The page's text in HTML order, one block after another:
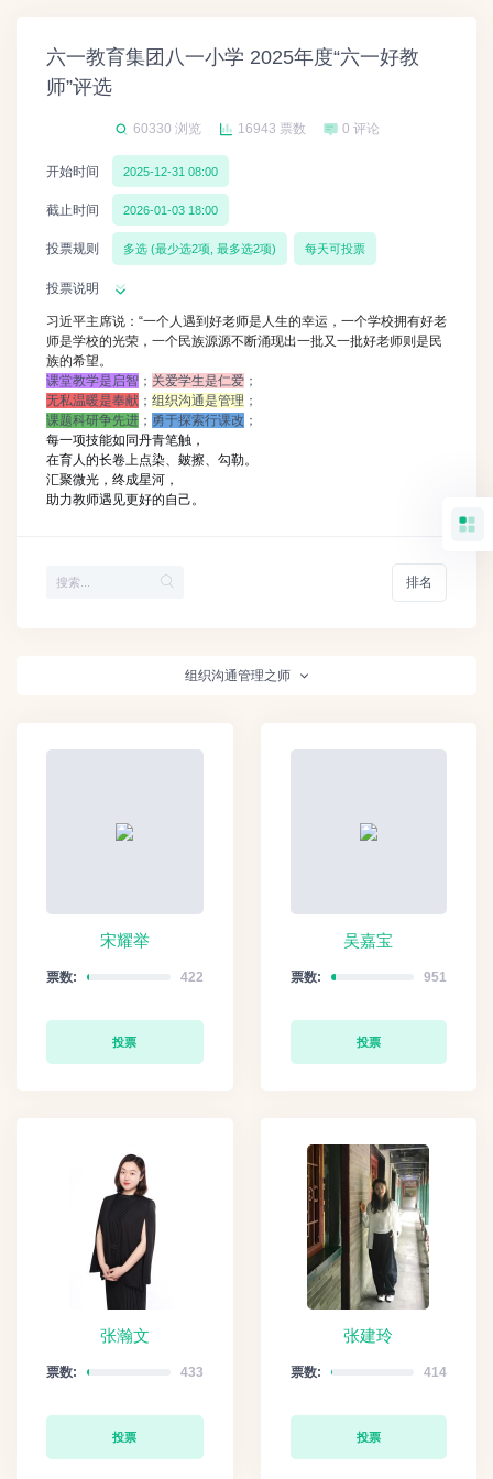
六一教育集团八一小学 2025年度“六一好教
师”评选
60330 浏览 16943 票数 0 评论
开始时间 2025-12-31 08:00
截止时间 2026-01-03 18:00
投票规则 多选 (最少选2项, 最多选2项) 每天可投票
投票说明
习近平主席说：“一个人遇到好老师是人生的幸运，一个学校拥有好老
师是学校的光荣，一个民族源源不断涌现出一批又一批好老师则是民
族的希望。
课堂教学是启智 ； 关爱学生是仁爱 ；
无私温暖是奉献 ； 组织沟通是管理 ；
课题科研争先进 ； 勇于探索行课改 ；
每一项技能如同丹青笔触，
在育人的长卷上点染、皴擦、勾勒。
汇聚微光，终成星河，
助力教师遇见更好的自己。
排名
组织沟通管理之师
宋耀举
票数: 422
投票
吴嘉宝
票数: 951
投票
张瀚文
票数: 433
投票
张建玲
票数: 414
投票